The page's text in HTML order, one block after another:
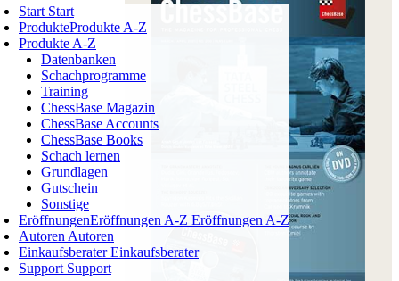
Start Start
ProdukteProdukte A-Z
Produkte A-Z
Datenbanken
Schachprogramme
Training
ChessBase Magazin
ChessBase Accounts
ChessBase Books
Schach lernen
Grundlagen
Gutschein
Sonstige
EröffnungenEröffnungen A-Z Eröffnungen A-Z
Autoren Autoren
EinkaufsberaterEinkaufsberater
Support Support